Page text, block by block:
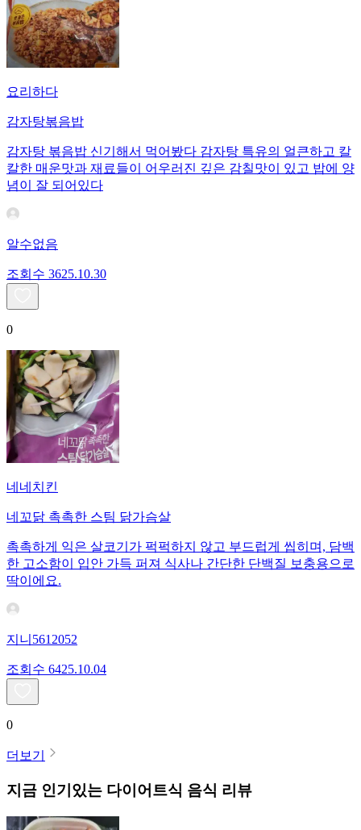
요리하다
감자탕볶음밥
감자탕 볶음밥 신기해서 먹어봤다 감자탕 특유의 얼큰하고 칼
칼한 매운맛과 재료들이 어우러진 깊은 감칠맛이 있고 밥에 양
념이 잘 되어있다
알수없음
조회수 3625.10.30
0
네네치킨
네꼬닭 촉촉한 스팀 닭가슴살
촉촉하게 익은 살코기가 퍽퍽하지 않고 부드럽게 씹히며, 담백
한 고소함이 입안 가득 퍼져 식사나 간단한 단백질 보충용으로
딱이에요.
지니5612052
조회수 6425.10.04
0
더보기
지금 인기있는 다이어트식 음식 리뷰